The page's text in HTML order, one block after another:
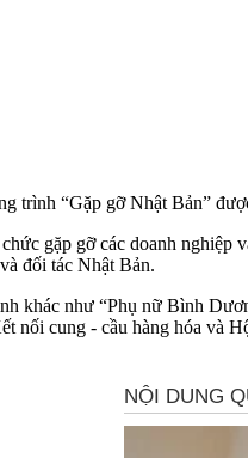
trình “Gặp gỡ Nhật Bản”
gặp gỡ các doanh
đối tác Nhật Bản.
khác như “Phụ nữ Bình
nối cung - cầu hàng hóa và